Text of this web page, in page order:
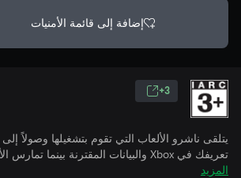
إضافة إلى قائمة الأمنيات
3+
يتلقى ناشرو الألعاب التي تقوم بتشغيلها وصولاً
تعريفك في Xbox والبيانات المقترنة بينما تمارس الألعاب.
المزيد